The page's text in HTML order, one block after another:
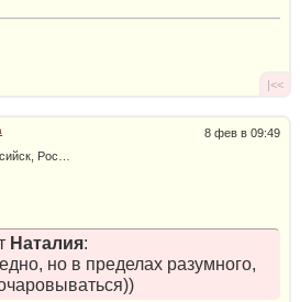
|<<
8 фев в 09:49
Наталия:
но в пределах разумного,